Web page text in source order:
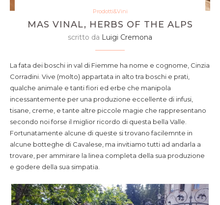
Prodotti&Vini
MAS VINAL, HERBS OF THE ALPS
scritto da Luigi Cremona
La fata dei boschi in val di Fiemme ha nome e cognome, Cinzia
Corradini. Vive (molto) appartata in alto tra boschi e prati,
qualche animale e tanti fiori ed erbe che manipola
incessantemente per una produzione eccellente di infusi,
tisane, creme, e tante altre piccole magie che rappresentano
secondo noi forse il miglior ricordo di questa bella Valle.
Fortunatamente alcune di queste si trovano facilemnte in
alcune botteghe di Cavalese, ma invitiamo tutti ad andarla a
trovare, per ammirare la linea completa della sua produzione
e godere della sua simpatia.